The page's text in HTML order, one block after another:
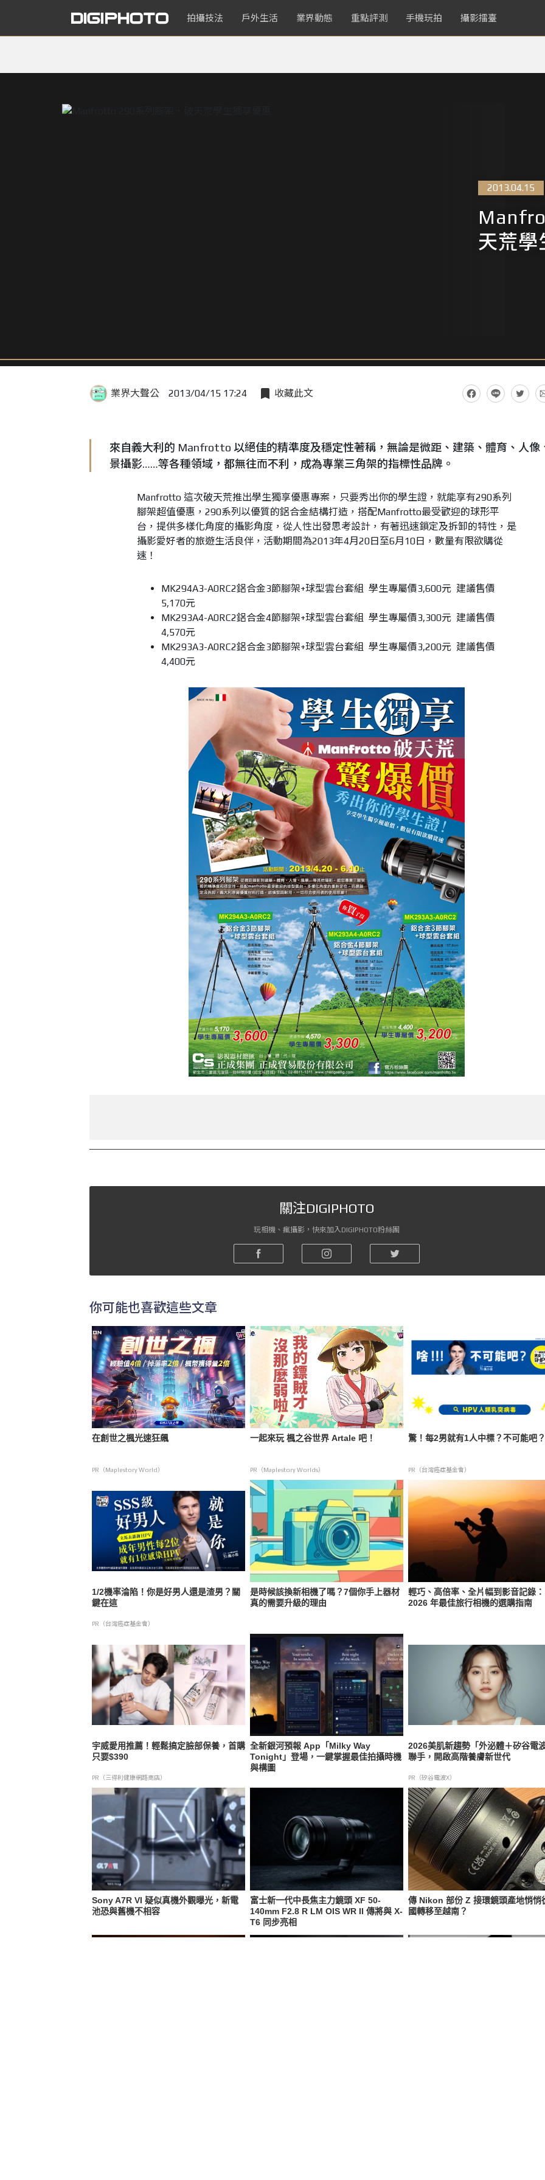
拍攝技法 戶外生活 業界動態 重點評測 手機玩拍 攝影擂臺
2013.04.15
天荒學
業界大聲公 2013/04/15 17:24 收藏此文
來自義大利的 Manfrotto 以絕佳的精準度及穩定性著稱，無論是微距、建築、體育、人像
景攝影……等各種領域，都無往而不利，成為專業三角架的指標性品牌。
Manfrotto 這次破天荒推出學生獨享優惠專案，只要秀出你的學生證，就能享有290系列
腳架超值優惠， 290系列以優質的鋁合金結構打造，搭配Manfrotto最受歡迎的球形平
台，提供多樣化角度的攝影角度，從人性出發思考設計，有著迅速鎖定及拆卸的特性，是
攝影愛好者的旅遊生活良伴，活動期間為2013年4月 20日至6月 10日，數量有限欲購從
速！
MK294A3-A0RC2鋁合金3節腳架+球型雲台套組 學生專屬價3,600元 建議售價
5,170元
MK293A4-A0RC2鋁合金4節腳架+球型雲台套組 學生專屬價3,300元 建議售價
4,570元
MK293A3-A0RC2鋁合金3節腳架+球型雲台套組 學生專屬價3,200元 建議售價
4,400元
關注DIGIPHOTO
玩相機、瘋攝影，快來加入DIGIPHOTO粉絲團
你可能也喜歡這些文章
在創世之楓光速狂飆
PR（Maplestory World）
一起來玩 楓之谷世界 Artale 吧！
PR（Maplestory Worlds）
驚！每2男就有1人中標？不可能吧？
PR（台灣癌症基金會）
1/2機率淪陷！你是好男人還是渣男？關
鍵在這
PR（台灣癌症基金會）
是時候該換新相機了嗎？7個你手上器材
真的需要升級的理由
輕巧、高倍率、全片幅到影音記錄：
2026 年最佳旅行相機的選購指南
宇威愛用推薦！輕鬆搞定臉部保養，首購
只要$390
PR（三得利健康網路商店）
全新銀河預報 App「Milky Way
Tonight」登場，一鍵掌握最佳拍攝時機
與構圖
2026美肌新趨勢「外泌體＋矽谷電
聯手，開啟高階養膚新世代
PR（矽谷電波X）
Sony A7R VI 疑似真機外觀曝光，新電
池恐與舊機不相容
富士新一代中長焦主力鏡頭 XF 50-
140mm F2.8 R LM OIS WR II 傳將與 X-
T6 同步亮相
傳 Nikon 部份 Z 接環鏡頭產地悄悄
國轉移至越南？